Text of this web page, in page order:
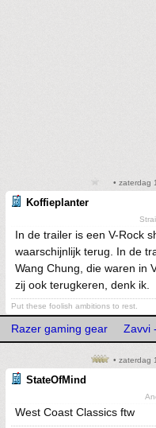
• zaterdag
Koffieplanter
In de trailer is een V-Rock
waarschijnlijk terug. In de
Wang Chung, die waren in
zij ook terugkeren, denk ik.
Put these foolish ambitions to rest.
Razer gaming gear Zavvi
• zaterdag
StateOfMind
West Coast Classics ftw